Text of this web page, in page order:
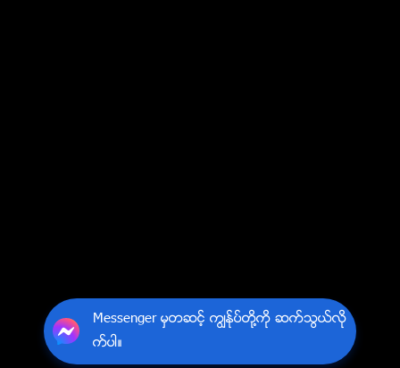
Messenger မွတဆင့္ ကြၽန္ုပ္တို႔ကို ဆက္သြယ္လို
က္ပါ။